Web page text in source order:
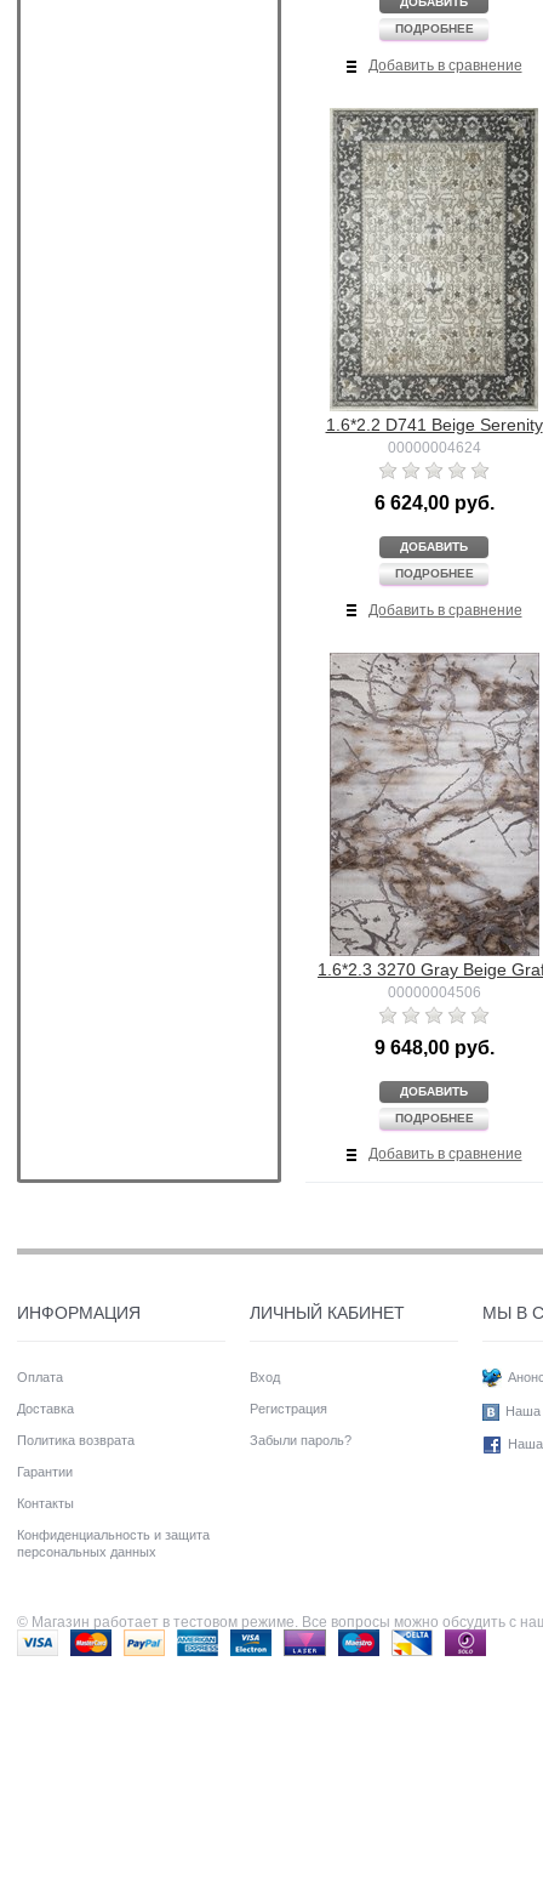
ПОДРОБНЕЕ
Добавить в сравнение
1.6*2.2 D741 Beige Serenity
00000004624
6 624,00 руб.
ДОБАВИТЬ
ПОДРОБНЕЕ
Добавить в сравнение
1.6*2.3 3270 Gray Beige
00000004506
9 648,00 руб.
ДОБАВИТЬ
ПОДРОБНЕЕ
Добавить в сравнение
ИНФОРМАЦИЯ
Оплата
Доставка
Политика возврата
Гарантии
Контакты
Конфиденциальность и защита
персональных данных
ЛИЧНЫЙ КАБИНЕТ
Вход
Регистрация
Забыли пароль?
МЫ В
Наша
Наша
© Магазин работает в тестовом режиме. Все вопросы можно обсудить с